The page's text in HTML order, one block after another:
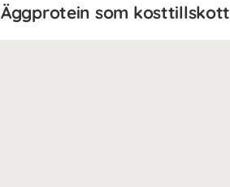
Äggprotein som kosttillskott